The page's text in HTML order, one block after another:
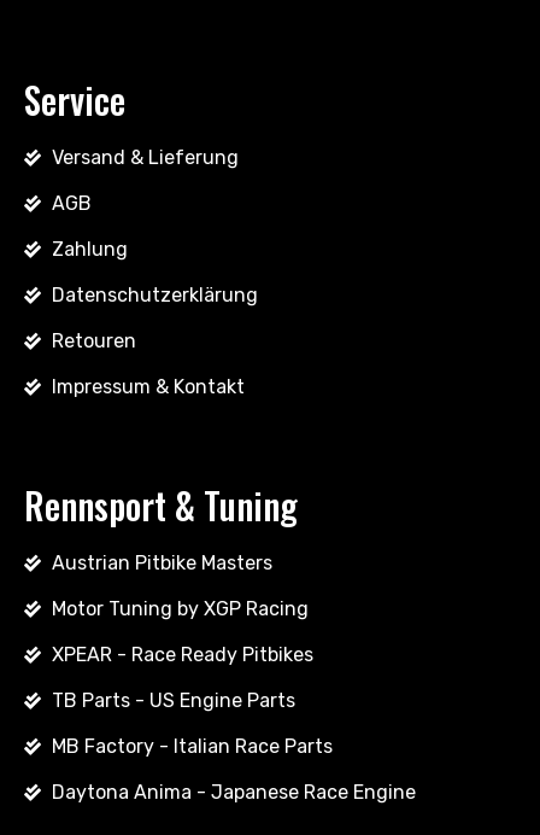
Service
Versand & Lieferung
AGB
Zahlung
Datenschutzerklärung
Retouren
Impressum & Kontakt
Rennsport & Tuning
Austrian Pitbike Masters
Motor Tuning by XGP Racing
XPEAR - Race Ready Pitbikes
TB Parts - US Engine Parts
MB Factory - Italian Race Parts
Daytona Anima - Japanese Race Engine